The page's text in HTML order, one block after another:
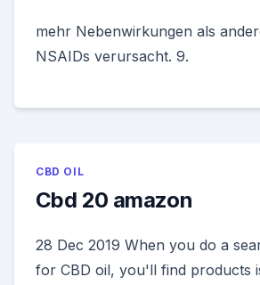
mehr Nebenwirkungen als
NSAIDs verursacht. 9.
CBD OIL
Cbd 20 amazon
28 Dec 2019 When you do a
for CBD oil, you'll find products